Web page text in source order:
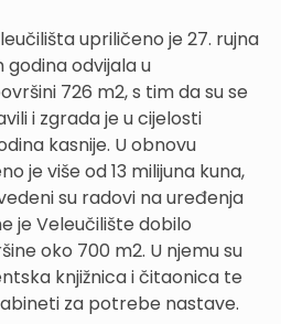
upriličeno je 27. rujna
godina odvijala u
726 m2, s tim da su se
i zgrada je u cijelosti
kasnije. U obnovu
je više od 13 milijuna kuna,
su radovi na uređenja
je Veleučilište dobilo
oko 700 m2. U njemu su
knjižnica i čitaonica te
za potrebe nastave.